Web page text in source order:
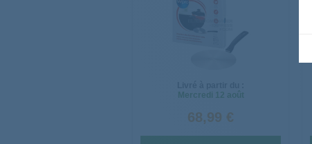
Mercredi
12 août
68,99 €